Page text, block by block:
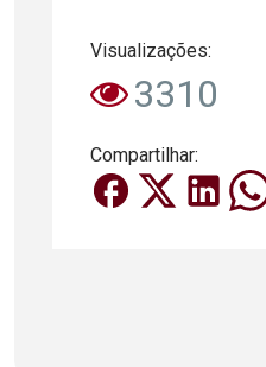
Visualizações:
3310
Compartilhar: